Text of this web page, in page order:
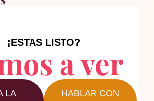
¡ESTAS LISTO?
a ver
LA
HABLAR CON